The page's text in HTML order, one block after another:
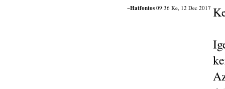
~Hatfontos09:36 Ke, 12 Dec 2017